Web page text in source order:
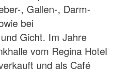
, Gallen-, Darm-
bei
Gicht. Im Jahre
vom Regina Hotel
und als Café